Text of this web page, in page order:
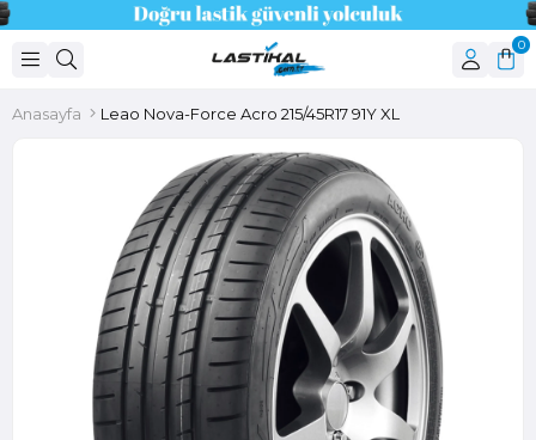
0
Anasayfa Leao Nova-Force Acro 215/45R17 91Y XL